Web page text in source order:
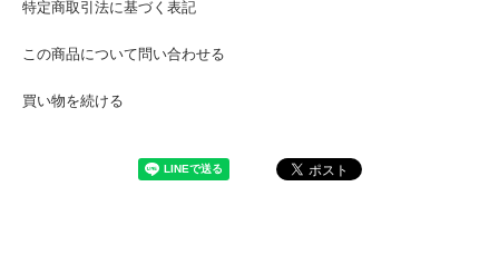
特定商取引法に基づく表記
この商品について問い合わせる
買い物を続ける